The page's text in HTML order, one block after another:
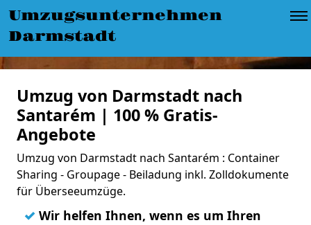
Umzugsunternehmen
Darmstadt
Umzug von Darmstadt nach
Santarém | 100 % Gratis-
Angebote
Umzug von Darmstadt nach Santarém : Container
Sharing - Groupage - Beiladung inkl. Zolldokumente
für Überseeumzüge.
✓ Wir helfen Ihnen, wenn es um Ihren